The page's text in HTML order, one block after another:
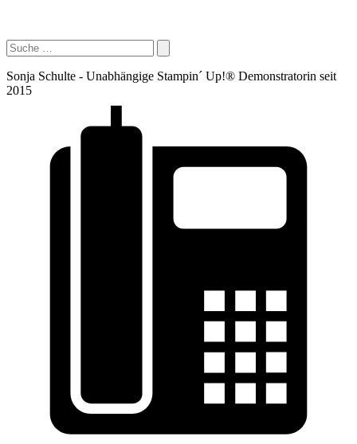
Sonja Schulte - Unabhängige Stampin´ Up!® Demonstratorin seit
2015